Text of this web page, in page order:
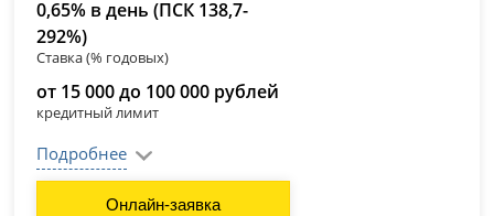
0,65% в день (ПСК 138,7-
292%)
Ставка (% годовых)
от 15 000 до 100 000 рублей
кредитный лимит
Подробнее
Онлайн-заявка